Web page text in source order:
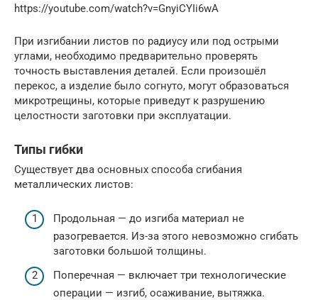
https://youtube.com/watch?v=GnyiCYIi6wA
При изгибании листов по радиусу или под острыми
углами, необходимо предварительно проверять
точность выставления деталей. Если произошёл
перекос, а изделие было согнуто, могут образоваться
микротрещины, которые приведут к разрушению
целостности заготовки при эксплуатации.
Типы гибки
Существует два основных способа сгибания
металлических листов:
Продольная — до изгиба материал не
разогревается. Из-за этого невозможно сгибать
заготовки большой толщины.
Поперечная — включает три технологические
операции — изгиб, осаживание, вытяжка.